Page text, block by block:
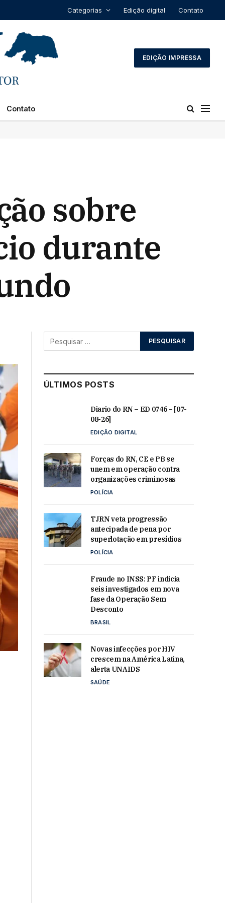
Categorias Edição digital Contato
EDIÇÃO IMPRESSA
Contato
sobre
durante
ÚLTIMOS POSTS
Diario do RN – ED 0746 – [07-
08-26]
EDIÇÃO DIGITAL
Forças do RN, CE e PB se
unem em operação contra
organizações criminosas
POLÍCIA
TJRN veta progressão
antecipada de pena por
superlotação em presídios
POLÍCIA
Fraude no INSS: PF indicia
seis investigados em nova
fase da Operação Sem
Desconto
BRASIL
Novas infecções por HIV
crescem na América Latina,
alerta UNAIDS
SAÚDE